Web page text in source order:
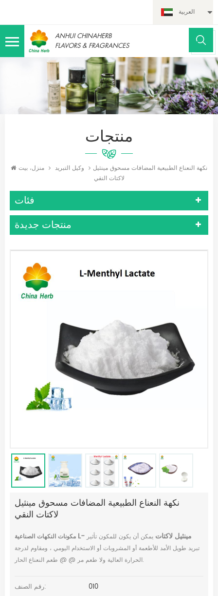
العربية
ANHUI CHINAHERB
FLAVORS & FRAGRANCES
منتجات
منزل، بيت وكيل التبريد
نكهة النعناع الطبيعية المضافات مسحوق مينثيل
لاكتات النقي
فئات
منتجات جديدة
نكهة النعناع الطبيعية المضافات مسحوق مينثيل
لاكتات النقي
مكونات النكهات الصناعية L- مينثيل لاكتات يمكن أن يكون للمكون تأثير
تبريد طويل الأمد للأطعمة أو المشروبات أو الاستخدام اليومي ، ومقاوم لدرجة
الحرارة العالية ولا طعم مر @ @ طعم النعناع الحار.
رقم الصنف:
010